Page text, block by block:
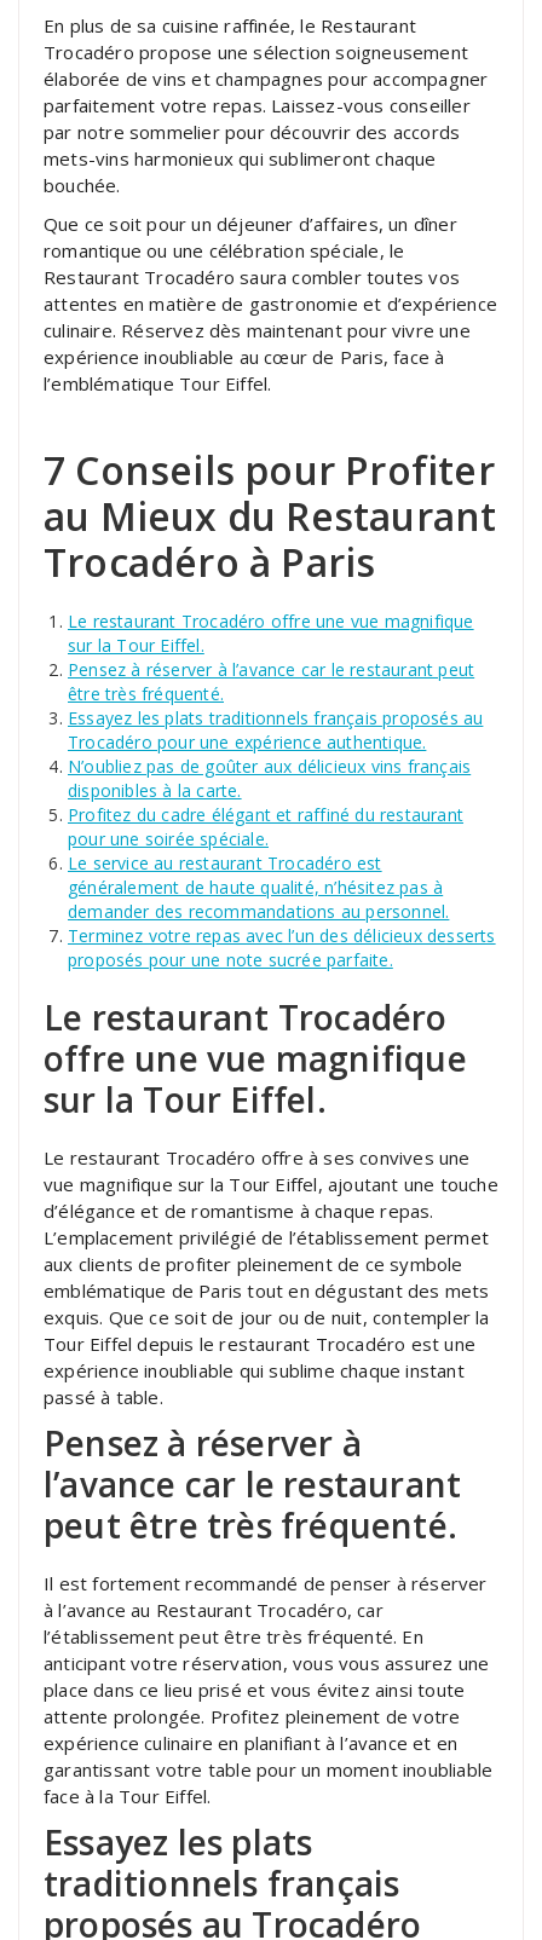
En plus de sa cuisine raffinée, le Restaurant
Trocadéro propose une sélection soigneusement
élaborée de vins et champagnes pour accompagner
parfaitement votre repas. Laissez-vous conseiller
par notre sommelier pour découvrir des accords
mets-vins harmonieux qui sublimeront chaque
bouchée.
Que ce soit pour un déjeuner d’affaires, un dîner
romantique ou une célébration spéciale, le
Restaurant Trocadéro saura combler toutes vos
attentes en matière de gastronomie et d’expérience
culinaire. Réservez dès maintenant pour vivre une
expérience inoubliable au cœur de Paris, face à
l’emblématique Tour Eiffel.
7 Conseils pour Profiter
au Mieux du Restaurant
Trocadéro à Paris
Le restaurant Trocadéro offre une vue magnifique
sur la Tour Eiffel.
Pensez à réserver à l’avance car le restaurant peut
être très fréquenté.
Essayez les plats traditionnels français proposés au
Trocadéro pour une expérience authentique.
N’oubliez pas de goûter aux délicieux vins français
disponibles à la carte.
Profitez du cadre élégant et raffiné du restaurant
pour une soirée spéciale.
Le service au restaurant Trocadéro est
généralement de haute qualité, n’hésitez pas à
demander des recommandations au personnel.
Terminez votre repas avec l’un des délicieux desserts
proposés pour une note sucrée parfaite.
Le restaurant Trocadéro
offre une vue magnifique
sur la Tour Eiffel.
Le restaurant Trocadéro offre à ses convives une
vue magnifique sur la Tour Eiffel, ajoutant une touche
d’élégance et de romantisme à chaque repas.
L’emplacement privilégié de l’établissement permet
aux clients de profiter pleinement de ce symbole
emblématique de Paris tout en dégustant des mets
exquis. Que ce soit de jour ou de nuit, contempler la
Tour Eiffel depuis le restaurant Trocadéro est une
expérience inoubliable qui sublime chaque instant
passé à table.
Pensez à réserver à
l’avance car le restaurant
peut être très fréquenté.
Il est fortement recommandé de penser à réserver
à l’avance au Restaurant Trocadéro, car
l’établissement peut être très fréquenté. En
anticipant votre réservation, vous vous assurez une
place dans ce lieu prisé et vous évitez ainsi toute
attente prolongée. Profitez pleinement de votre
expérience culinaire en planifiant à l’avance et en
garantissant votre table pour un moment inoubliable
face à la Tour Eiffel.
Essayez les plats
traditionnels français
proposés au Trocadéro